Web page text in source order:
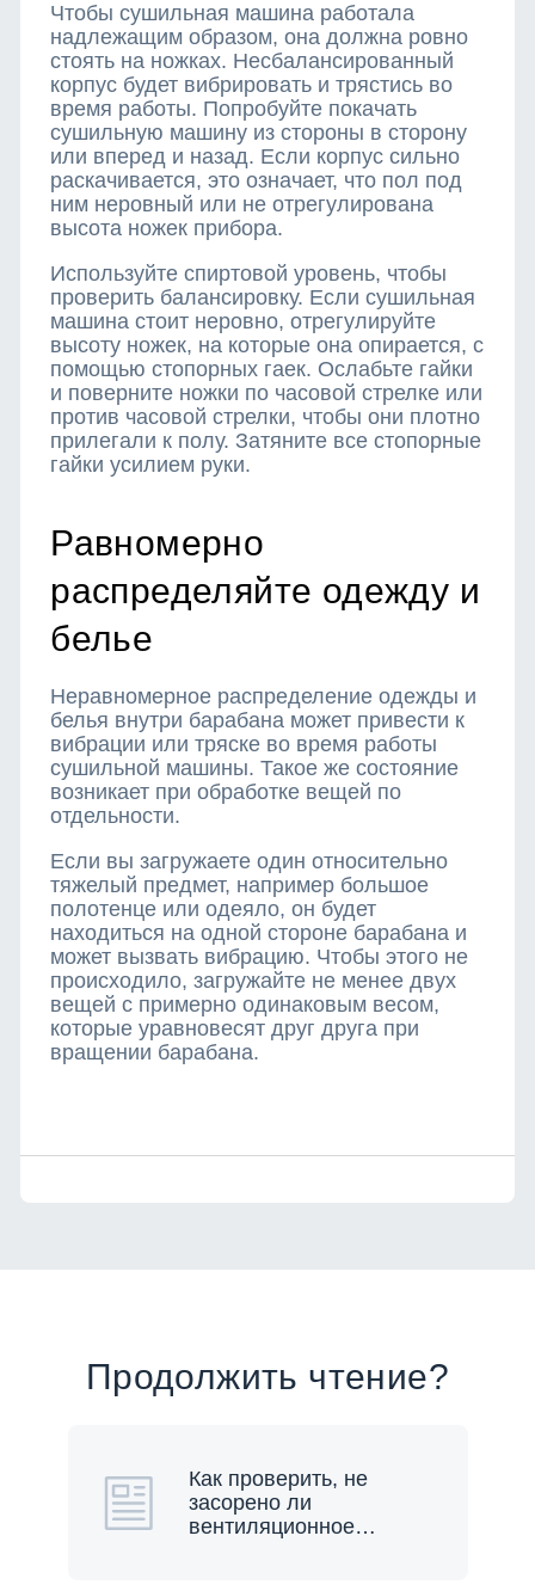
Чтобы сушильная машина работала
надлежащим образом, она должна ровно
стоять на ножках. Несбалансированный
корпус будет вибрировать и трястись во
время работы. Попробуйте покачать
сушильную машину из стороны в сторону
или вперед и назад. Если корпус сильно
раскачивается, это означает, что пол под
ним неровный или не отрегулирована
высота ножек прибора.
Используйте спиртовой уровень, чтобы
проверить балансировку. Если сушильная
машина стоит неровно, отрегулируйте
высоту ножек, на которые она опирается, с
помощью стопорных гаек. Ослабьте гайки
и поверните ножки по часовой стрелке или
против часовой стрелки, чтобы они плотно
прилегали к полу. Затяните все стопорные
гайки усилием руки.
Равномерно
распределяйте одежду и
белье
Неравномерное распределение одежды и
белья внутри барабана может привести к
вибрации или тряске во время работы
сушильной машины. Такое же состояние
возникает при обработке вещей по
отдельности.
Если вы загружаете один относительно
тяжелый предмет, например большое
полотенце или одеяло, он будет
находиться на одной стороне барабана и
может вызвать вибрацию. Чтобы этого не
происходило, загружайте не менее двух
вещей с примерно одинаковым весом,
которые уравновесят друг друга при
вращении барабана.
Продолжить чтение?
Как проверить, не
засорено ли
вентиляционное…